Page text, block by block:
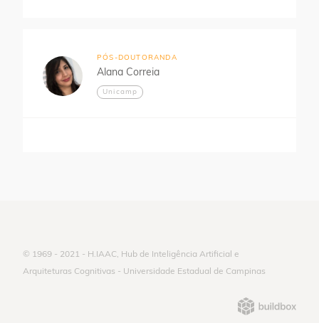
PÓS-DOUTORANDA
Alana Correia
Unicamp
© 1969 - 2021 - H.IAAC, Hub de Inteligência Artificial e
Arquiteturas Cognitivas - Universidade Estadual de Campinas